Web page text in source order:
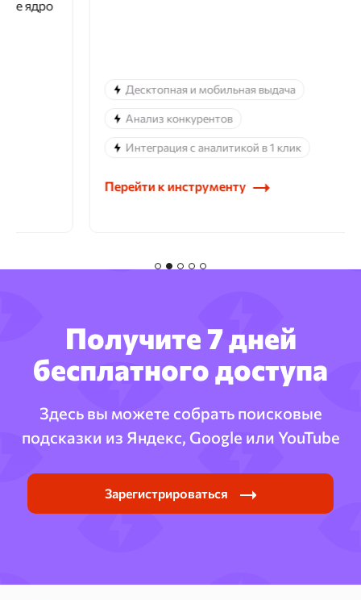
языке
Десктопная и мобильная выдача
Анализ конкурентов
Интеграция с аналитикой в 1 клик
Перейти к инструменту
Получите 7 дней
бесплатного доступа
Здесь вы можете собрать поисковые
подсказки из Яндекс, Google или YouTube
Зарегистрироваться